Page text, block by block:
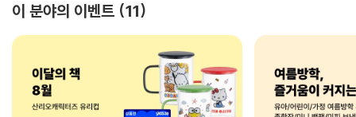
이 분야의 이벤트 11